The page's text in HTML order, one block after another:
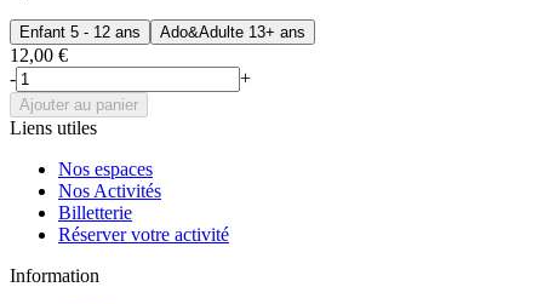
Enfant 5 - 12 ans Ado&Adulte 13+ ans
12,00 €
-
+
Ajouter au panier
Liens utiles
Nos espaces
Nos Activités
Billetterie
Réserver votre activité
Information